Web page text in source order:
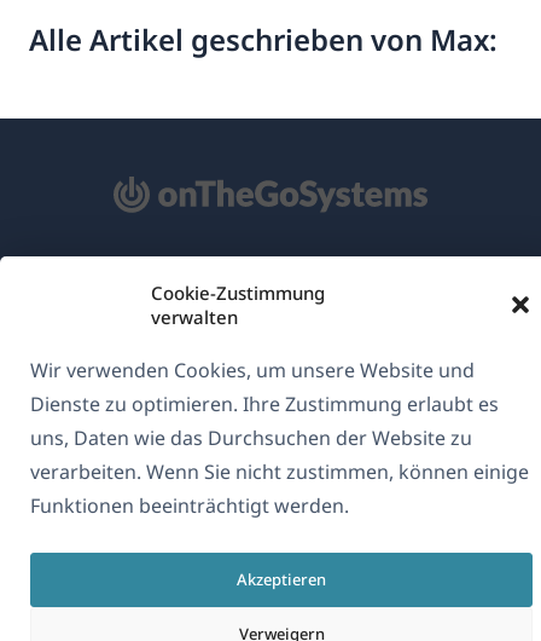
Cookie-Zustimmung
verwalten
Wir verwenden Cookies, um unsere Website und
Dienste zu optimieren. Ihre Zustimmung erlaubt es
uns, Daten wie das Durchsuchen der Website zu
verarbeiten. Wenn Sie nicht zustimmen, können einige
Funktionen beeinträchtigt werden.
Akzeptieren
Verweigern
Alle Artikel geschrieben von Max:
Deutsch
DSGVO & Datenschutzrichtlinie
Unserem Team beitreten(öffnet
in
einem
neuen
(öffnet
in
einem
neuen
(öffnet
in
einem
neuen
(öffnet
in
einem
neuen